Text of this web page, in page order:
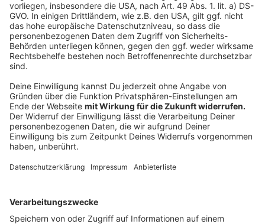
Weitere Tipps von der Verbraucherzentrale
und Heizungsverband
Anzeige
Für alle Fragen hat die Zeit am Ende nicht gereicht.
Aber: vielleicht als Tipp: die Verbraucherzentrale
bietet eine Energieberatung an und die sogar per
Videocall. Mehr dazu unter
bei der Umrüstung. Mehr dazu gibt es auf der Website:
Anzeige